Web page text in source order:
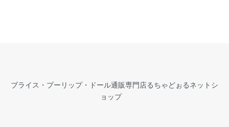
ブライス・プーリップ・ドール通販専門店るちゃどぉるネットシ
ョップ